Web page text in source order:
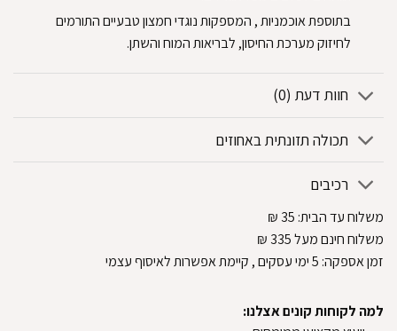
בתוספת אוכמניות , המספקות נוגדי חמצון טבעיים התורמים
לחיזוק מערכת החיסון, לבריאות המוח והשתן.
חוות דעת (0)
תכולה תזונתית באחוזים
רכיבים
משלוח עד הבית:
₪
משלוח חינם מעל 335
₪
זמן אספקה: 5ימי עסקים, קיימת אפשרות לאיסוף עצמי
למה לקוחות קונים אצלנו: